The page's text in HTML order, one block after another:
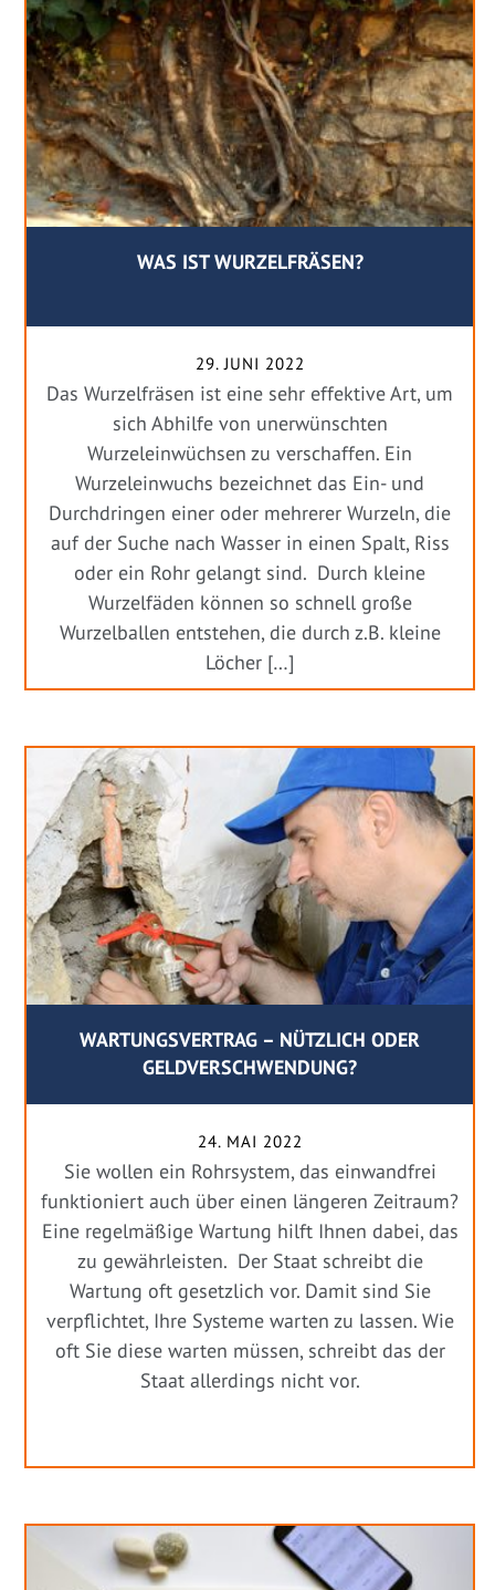
WAS IST WURZELFRÄSEN?
29. JUNI 2022
Das Wurzelfräsen ist eine sehr effektive Art, um
sich Abhilfe von unerwünschten
Wurzeleinwüchsen zu verschaffen. Ein
Wurzeleinwuchs bezeichnet das Ein- und
Durchdringen einer oder mehrerer Wurzeln, die
auf der Suche nach Wasser in einen Spalt, Riss
oder ein Rohr gelangt sind. Durch kleine
Wurzelfäden können so schnell große
Wurzelballen entstehen, die durch z.B. kleine
Löcher […]
WARTUNGSVERTRAG – NÜTZLICH ODER
GELDVERSCHWENDUNG?
24. MAI 2022
Sie wollen ein Rohrsystem, das einwandfrei
funktioniert auch über einen längeren Zeitraum?
Eine regelmäßige Wartung hilft Ihnen dabei, das
zu gewährleisten. Der Staat schreibt die
Wartung oft gesetzlich vor. Damit sind Sie
verpflichtet, Ihre Systeme warten zu lassen. Wie
oft Sie diese warten müssen, schreibt das der
Staat allerdings nicht vor.